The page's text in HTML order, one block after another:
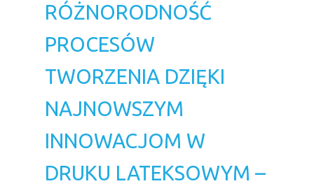
RÓŻNORODNOŚĆ
PROCESÓW
TWORZENIA DZIĘKI
NAJNOWSZYM
INNOWACJOM W
DRUKU LATEKSOWYM –